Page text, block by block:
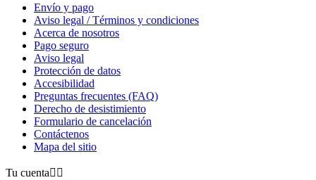
Envío y pago
Aviso legal / Términos y condiciones
Acerca de nosotros
Pago seguro
Aviso legal
Protección de datos
Accesibilidad
Preguntas frecuentes (FAQ)
Derecho de desistimiento
Formulario de cancelación
Contáctenos
Mapa del sitio
Tu cuenta 